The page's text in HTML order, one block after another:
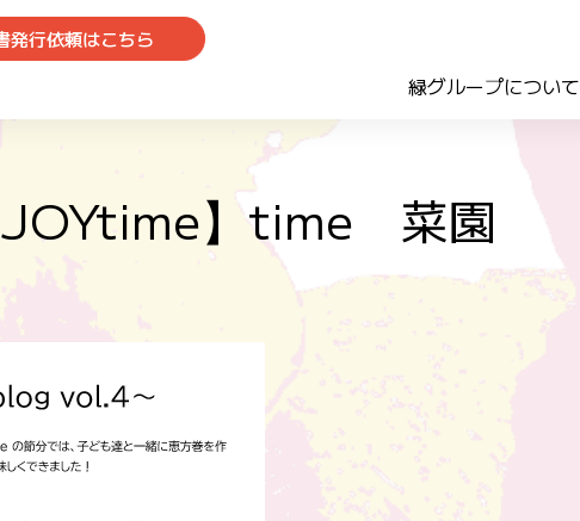
発行依頼はこちら
緑グループについて
JOYtime】time 菜園